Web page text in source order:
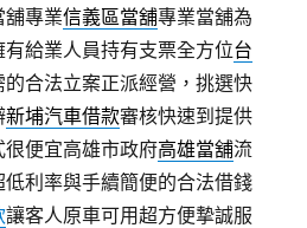
舖專業信義區當舖專業當舖為
給業人員持有支票全方位台
的合法立案正派經營，挑選快
新埔汽車借款審核快速到提供
便宜高雄市政府高雄當舖流
利率與手續簡便的合法借錢
讓客人原車可用超方便摯誠服